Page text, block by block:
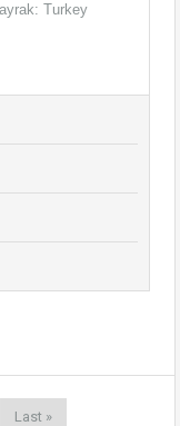
Turkey
Last »